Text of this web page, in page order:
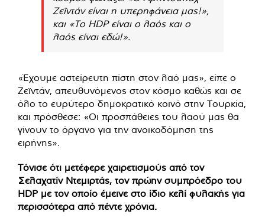
Ζεϊντάν είναι η υπερηφάνεια μας!»,
και «Το HDP είναι ο λαός και ο
λαός είναι εδώ!».
«Έχουμε αστείρευτη πίστη στον λαό μας», είπε ο
Ζεϊντάν, απευθυνόμενος στον κόσμο καθώς και σε
όλο το ευρύτερο δημοκρατικό κοινό στην Τουρκία,
και πρόσθεσε: «Οι προσπάθειες του λαού μας θα
γίνουν το όργανο για την ανοικοδόμηση της
ειρήνης».
Τόνισε ότι μετέφερε χαιρετισμούς από τον
Σελαχατίν Ντεμιρτάς, τον πρώην συμπρόεδρο του
HDP με τον οποίο έμεινε στο ίδιο κελί φυλακής για
περισσότερα από πέντε χρόνια.